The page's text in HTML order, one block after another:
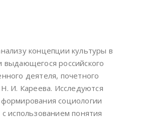
концепции культуры в
выдающегося российского
деятеля, почетного
И. Кареева. Исследуются
социологии
использованием понятия